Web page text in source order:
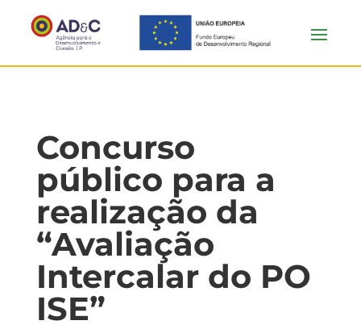
Concurso
público para a
realização da
“Avaliação
Intercalar do PO
ISE”